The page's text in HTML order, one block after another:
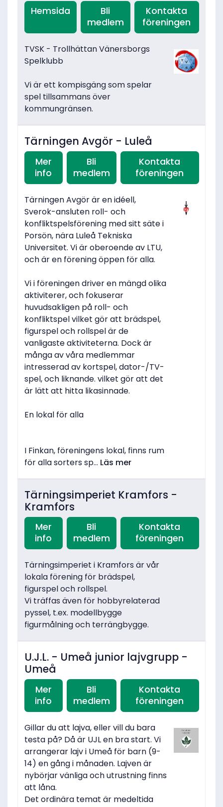
Hemsida
Bli
medlem
Kontakta
föreningen
TVSK - Trollhättan Vänersborgs
Spelklubb
Vi är ett kompisgäng som spelar
spel tillsammans över
kommungränsen.
Tärningen Avgör - Luleå
Mer
info
Bli
medlem
Kontakta
föreningen
Tärningen Avgör är en idéell,
Sverok-ansluten roll- och
konfliktspelsförening med sitt säte i
Porsön, nära Luleå Tekniska
Universitet. Vi är oberoende av LTU,
och är en förening öppen för alla.
Vi i föreningen driver en mängd olika
aktiviterer, och fokuserar
huvudsakligen på roll- och
konfliktspel vilket gör att brädspel,
figurspel och rollspel är de
vanligaste aktiviteterna. Dock är
många av våra medlemmar
intresserad av kortspel, dator-/TV-
spel, och liknande. vilket gör att det
är lätt att hitta likasinnade.
En lokal för alla
I Finkan, föreningens lokal, finns rum
för alla sorters sp... Läs mer
Tärningsimperiet Kramfors -
Kramfors
Mer
info
Bli
medlem
Kontakta
föreningen
Tärningsimperiet i Kramfors är vår
lokala förening för brädspel,
figurspel och rollspel.
Vi träffas även för hobbyrelaterad
pyssel, t.ex. modellbygge
figurmålning och terrängbygge.
U.J.L. - Umeå junior lajvgrupp -
Umeå
Mer
info
Bli
medlem
Kontakta
föreningen
Gillar du att lajva, eller vill du bara
testa på? Då är UJL en bra start. Vi
arrangerar lajv i Umeå för barn (9-
14) en gång i månaden. Lajven är
nybörjar vänliga och utrustning finns
att låna.
Det ordinära temat är medeltida